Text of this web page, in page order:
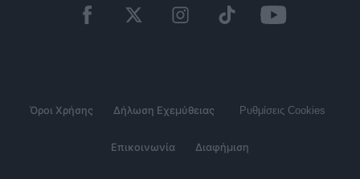
Όροι Χρήσης Δήλωση Εχεμύθειας Ρυθμίσεις Cookies
Επικοινωνία Διαφήμιση